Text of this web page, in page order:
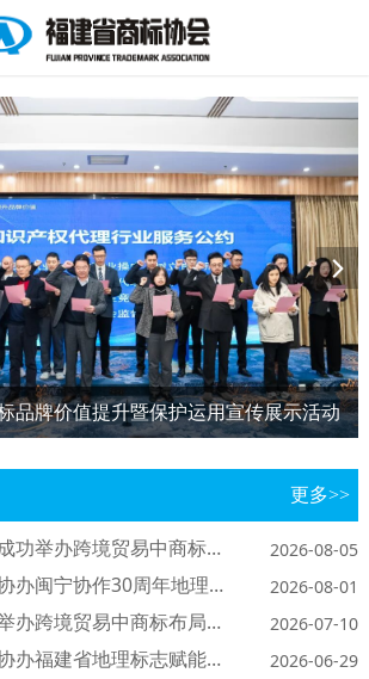
品牌价值提升暨保护运用宣传展示活动
更多>>
协会动态 | 我会成功举办跨境贸易中商标布局与保护策略培训班 2026-08-05
协会动态 | 我会协办闽宁协作30周年地理标志赋能区域经济发展交流活动（福建专场） 2026-08-01
活动报名 | 关于举办跨境贸易中商标布局与保护策略培训班的通知 2026-07-10
协会动态 | 我会协办福建省地理标志赋能产业发展交流暨宣传推介活动（宁德专场) 2026-06-29